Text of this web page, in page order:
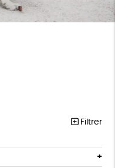
Filtrer